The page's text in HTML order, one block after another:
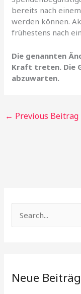
bereits nach
werden können.
frühestens nach
Die genannten
Kraft treten. Die
abzuwarten.
← Previous Beitrag
c
Neue